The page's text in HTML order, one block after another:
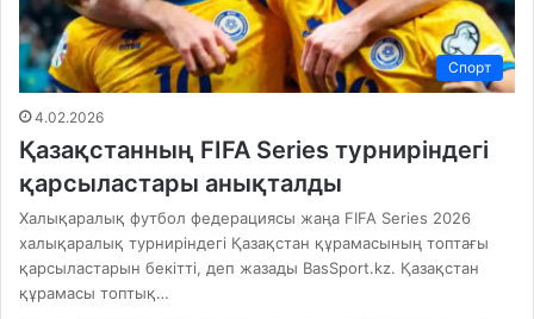
Спорт
4.02.2026
Қазақстанның FIFA Series турниріндегі
қарсыластары анықталды
Халықаралық футбол федерациясы жаңа FIFA Series 2026
халықаралық турниріндегі Қазақстан құрамасының топтағы
қарсыластарын бекітті, деп жазады BasSport.kz. Қазақстан
құрамасы топтық…